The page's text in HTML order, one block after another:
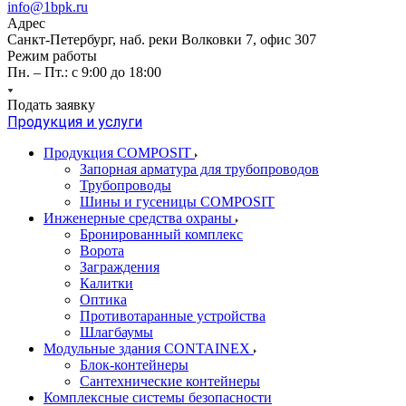
info@1bpk.ru
Адрес
Санкт-Петербург, наб. реки Волковки 7, офис 307
Режим работы
Пн. – Пт.: с 9:00 до 18:00
Подать заявку
Продукция и услуги
Продукция COMPOSIT
Запорная арматура для трубопроводов
Трубопроводы
Шины и гусеницы COMPOSIT
Инженерные средства охраны
Бронированный комплекс
Ворота
Заграждения
Калитки
Оптика
Противотаранные устройства
Шлагбаумы
Модульные здания CONTAINEX
Блок-контейнеры
Сантехнические контейнеры
Комплексные системы безопасности